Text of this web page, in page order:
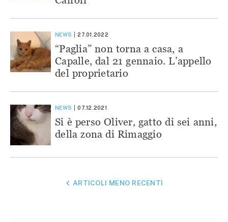
NEWS 27.01.2022
“Paglia” non torna a casa, a
Capalle, dal 21 gennaio. L’appello
del proprietario
NEWS 07.12.2021
Si è perso Oliver, gatto di sei anni,
della zona di Rimaggio
NAVIGAZIONEARTICOLI MENO RECENTI